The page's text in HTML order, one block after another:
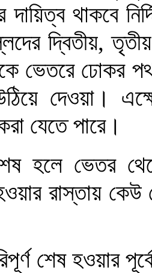
দায়িত্ব থাকবে
দ্বিতীয়,
ভেতরে ঢোকর
দেওয়া।
যেতে পারে।
হলে ভেতর
রাস্তায় কেউ
শেষ হওয়ার